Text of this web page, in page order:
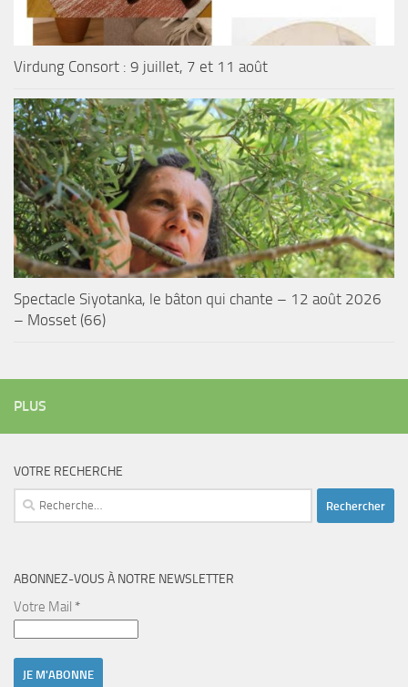
Virdung Consort : 9 juillet, 7 et 11 août
Spectacle Siyotanka, le bâton qui chante – 12 août 2026
– Mosset (66)
PLUS
VOTRE RECHERCHE
Rechercher :
ABONNEZ-VOUS À NOTRE NEWSLETTER
Votre Mail *